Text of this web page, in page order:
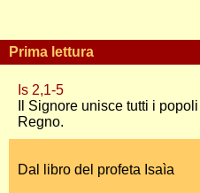
Prima lettura
Is 2,1-5
Il Signore unisce tutti i
Regno.
Dal libro del profeta Isaìa